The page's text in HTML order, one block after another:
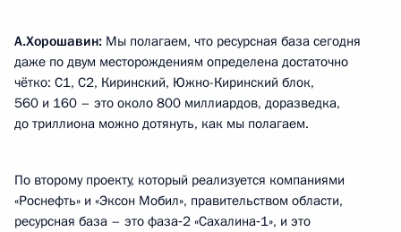
А.Хорошавин: Мы полагаем, что ресурсная база сегодня
даже по двум месторождениям определена достаточно
чётко: С1, С2, Киринский, Южно-Киринский блок,
560 и 160 – это около 800 миллиардов, доразведка,
до триллиона можно дотянуть, как мы полагаем.
По второму проекту, который реализуется компаниями
«Роснефть» и «Эксон Мобил», правительством области,
ресурсная база – это фаза‑2 «Сахалина‑1», и это